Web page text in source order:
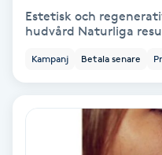
Fettreducering
Estetisk och regenerativ
Kampanj Betala senare